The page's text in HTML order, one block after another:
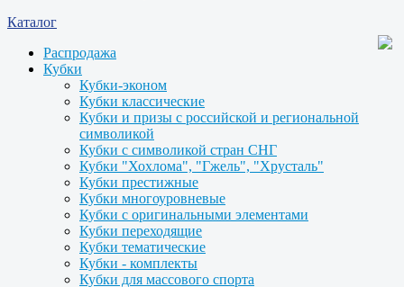
Каталог
Распродажа
Кубки
Кубки-эконом
Кубки классические
Кубки и призы с российской и региональной
символикой
Кубки с символикой стран СНГ
Кубки "Хохлома", "Гжель", "Хрусталь"
Кубки престижные
Кубки многоуровневые
Кубки с оригинальными элементами
Кубки переходящие
Кубки тематические
Кубки - комплекты
Кубки для массового спорта